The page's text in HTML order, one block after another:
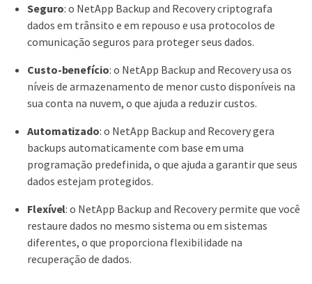
Seguro: o NetApp Backup and Recovery criptografa
dados em trânsito e em repouso e usa protocolos de
comunicação seguros para proteger seus dados.
Custo-benefício: o NetApp Backup and Recovery usa os
níveis de armazenamento de menor custo disponíveis na
sua conta na nuvem, o que ajuda a reduzir custos.
Automatizado: o NetApp Backup and Recovery gera
backups automaticamente com base em uma
programação predefinida, o que ajuda a garantir que seus
dados estejam protegidos.
Flexível: o NetApp Backup and Recovery permite que você
restaure dados no mesmo sistema ou em sistemas
diferentes, o que proporciona flexibilidade na
recuperação de dados.